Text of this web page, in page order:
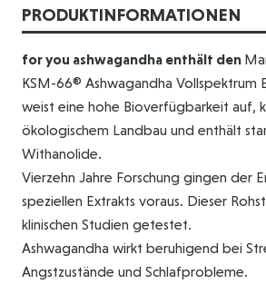
PRODUKTINFORMATIONEN
for you ashwagandha enthält den
KSM-66® Ashwagandha Vollspektrum
weist eine hohe Bioverfügbarkeit auf,
ökologischem Landbau und enthält
Withanolide.
Vierzehn Jahre Forschung gingen der
speziellen Extrakts voraus. Dieser
klinischen Studien getestet.
Ashwagandha wirkt beruhigend bei
Angstzustände und Schlafprobleme.